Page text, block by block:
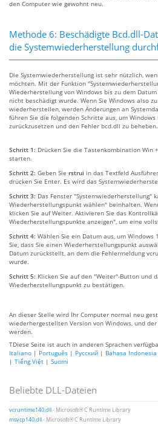
den Computer wie gewohnt neu.
Methode 6: Beschädigte Bcd.dll-
die Systemwiederherstellung
Die Systemwiederherstellung ist sehr nützlich,
möchten. Mit der Funktion
Wiederherstellung von Windows bis zu dem
nicht beschädigt wurde. Wenn Sie Windows also
wiederherstellen, werden Änderungen an
führen Sie die folgenden Schritte aus, um
zurückzusetzen und den Fehler bcd.dll zu beheben.
Schritt 1: Drücken Sie die Tastenkombination Win
starten.
Schritt 2: Geben Sie rstrui in das Textfeld
drücken Sie Enter. Es wird das
Schritt 3: Das Fenster "Systemwiederherstellung"
Wiederherstellungspunkt wählen" beinhalten.
klicken Sie auf Weiter. Aktivieren Sie das
Wiederherstellungspunkte anzeigen", um eine
Schritt 4: Wählen Sie ein Datum aus, um
Sie, dass Sie einen Wiederherstellungspunkt
Datum zurückstellt, an dem die Fehlermeldung
wurde.
Schritt 5: Klicken Sie auf den "Weiter"-Button und
Wiederherstellungspunkt zu bestätigen.
An dieser Stelle wird Ihr Computer normal neu
wiederhergestellten Version von Windows, und
werden.
TDiese Seite ist auch in anderen Sprachen
Italiano | Português | Русский | Bahasa Indonesia
| Tiếng Việt | Suomi
Beliebte DLL-Dateien
vcruntime140.dll- Microsoft® C Runtime Library
msvcp140.dll- Microsoft® C Runtime Library